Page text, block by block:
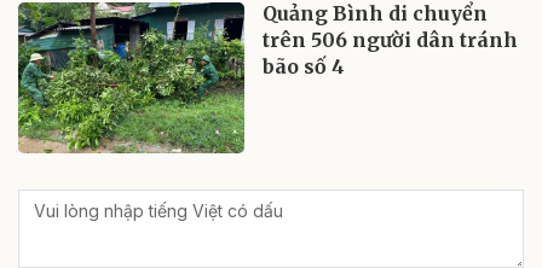
Quảng Bình di chuyển
trên 506 người dân tránh
bão số 4